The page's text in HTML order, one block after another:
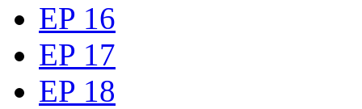
EP 16
EP 17
EP 18